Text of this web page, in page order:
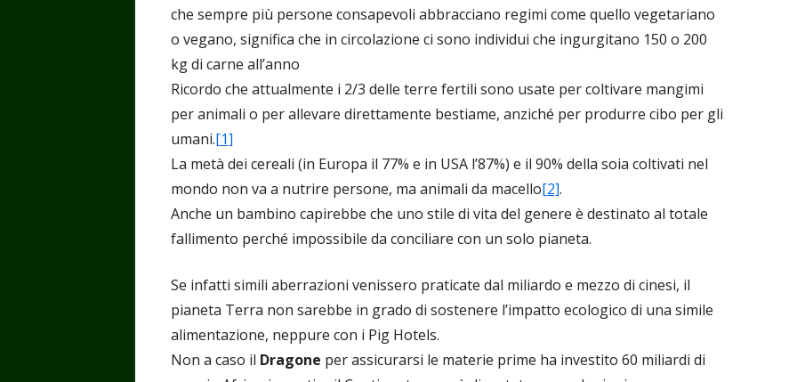
che sempre più persone consapevoli abbracciano regimi come quello vegetariano
o vegano, significa che in circolazione ci sono individui che ingurgitano 150 o 200
kg di carne all’anno
Ricordo che attualmente i 2/3 delle terre fertili sono usate per coltivare mangimi
per animali o per allevare direttamente bestiame, anziché per produrre cibo per gli
umani.[1]
La metà dei cereali (in Europa il 77% e in USA l’87%) e il 90% della soia coltivati nel
mondo non va a nutrire persone, ma animali da macello[2].
Anche un bambino capirebbe che uno stile di vita del genere è destinato al totale
fallimento perché impossibile da conciliare con un solo pianeta.
Se infatti simili aberrazioni venissero praticate dal miliardo e mezzo di cinesi, il
pianeta Terra non sarebbe in grado di sostenere l’impatto ecologico di una simile
alimentazione, neppure con i Pig Hotels.
Non a caso il Dragone per assicurarsi le materie prime ha investito 60 miliardi di